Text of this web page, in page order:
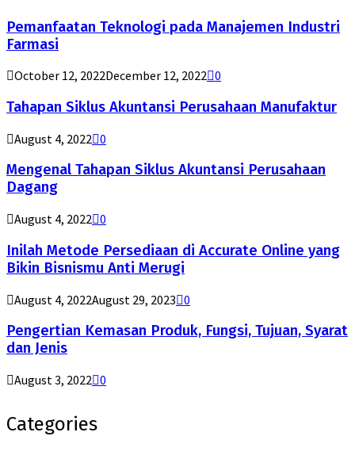
Pemanfaatan Teknologi pada Manajemen Industri
Farmasi
October 12, 2022December 12, 2022 0
Tahapan Siklus Akuntansi Perusahaan Manufaktur
August 4, 2022 0
Mengenal Tahapan Siklus Akuntansi Perusahaan
Dagang
August 4, 2022 0
Inilah Metode Persediaan di Accurate Online yang
Bikin Bisnismu Anti Merugi
August 4, 2022August 29, 2023 0
Pengertian Kemasan Produk, Fungsi, Tujuan, Syarat
dan Jenis
August 3, 2022 0
Categories